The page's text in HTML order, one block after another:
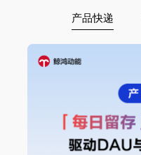
产品快递